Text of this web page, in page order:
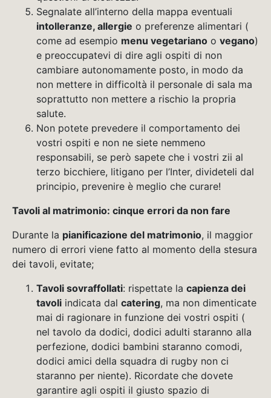
Segnalate all’interno della mappa eventuali
intolleranze, allergie o preferenze alimentari (
come ad esempio menu vegetariano o vegano)
e preoccupatevi di dire agli ospiti di non
cambiare autonomamente posto, in modo da
non mettere in difficoltà il personale di sala ma
soprattutto non mettere a rischio la propria
salute.
Non potete prevedere il comportamento dei
vostri ospiti e non ne siete nemmeno
responsabili, se però sapete che i vostri zii al
terzo bicchiere, litigano per l’Inter, divideteli dal
principio, prevenire è meglio che curare!
Tavoli al matrimonio: cinque errori da non fare
Durante la pianificazione del matrimonio, il maggior
numero di errori viene fatto al momento della stesura
dei tavoli, evitate;
Tavoli sovraffollati: rispettate la capienza dei
tavoli indicata dal catering, ma non dimenticate
mai di ragionare in funzione dei vostri ospiti (
nel tavolo da dodici, dodici adulti staranno alla
perfezione, dodici bambini staranno comodi,
dodici amici della squadra di rugby non ci
staranno per niente). Ricordate che dovete
garantire agli ospiti il giusto spazio di